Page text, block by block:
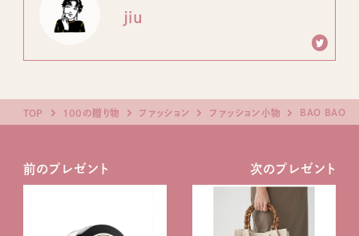
jiu
TOP 100の贈り物 ファッション ファッション小物 BAO BAO
前のプレゼント 次のプレゼント